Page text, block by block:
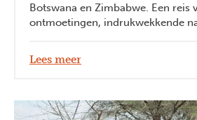
Botswana en Zimbabwe. Een reis
ontmoetingen, indrukwekkende
Lees meer